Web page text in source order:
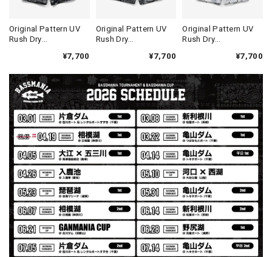
2026/07/31
MIR届きました。発送まで迅速に対応して頂きありがとうご
ざいました。
【Seamania】Uv Rush Cool Logo Zip Parka［BLK］［LIMITED］
ブラック L
2026/07/30
発送も早く着心地最高！！！！ セットアップで短パンも買
えば良かった！！
Logo Sweat Zip Parka [ASH GRY]
アッシュグレー XXL
2026/07/30
夏の早朝 少し肌寒い時一枚羽織りたい時ちょうど良い。
秋 冬 春 中でも外でも、ちょっと良い。厚めの生地がし
Original Pattern UV
Rush Dry
Design］［LIMITED］
¥7,700
Original Pattern UV
Rush Dry
BLACK］［LIMITED］
¥7,700
Original Pattern UV
Rush Dry
WHITE］［LIMITED］
¥7,700